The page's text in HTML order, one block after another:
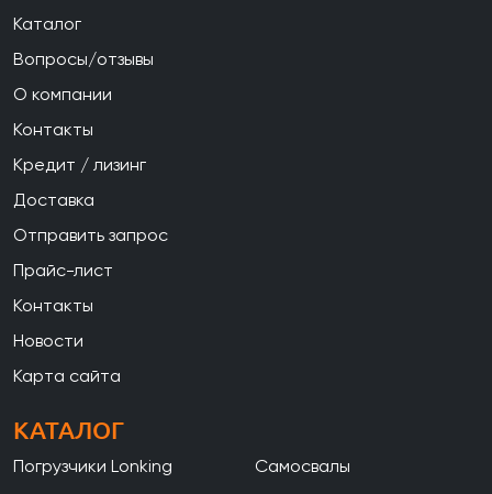
Каталог
Вопросы/отзывы
О компании
Контакты
Кредит / лизинг
Доставка
Отправить запрос
Прайс-лист
Контакты
Новости
Карта сайта
КАТАЛОГ
Погрузчики Lonking
Самосвалы